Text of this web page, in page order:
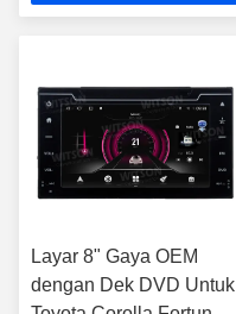
Layar 8" Gaya OEM
dengan Dek DVD Untuk